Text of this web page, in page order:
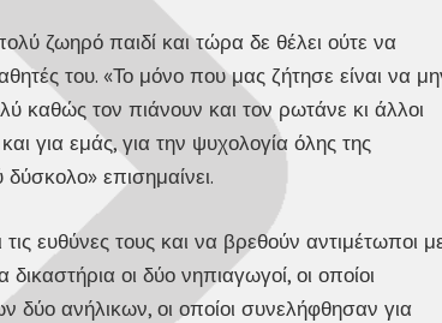
ζωηρό παιδί και τώρα δε θέλει ούτε να
του. «Το μόνο που μας ζήτησε είναι να
καθώς τον πιάνουν και τον ρωτάνε κι άλλοι
για εμάς, για την ψυχολογία όλης της
επισημαίνει.
ευθύνες τους και να βρεθούν αντιμέτωποι
οι δύο νηπιαγωγοί, οι οποίοι
δύο ανήλικων, οι οποίοι συνελήφθησαν για